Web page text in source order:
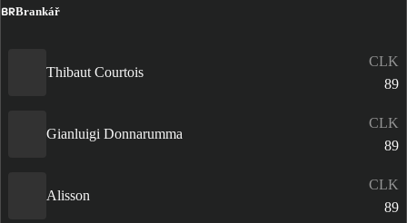
BRBrankář
Thibaut Courtois
CLK
89
Gianluigi Donnarumma
CLK
89
Alisson
CLK
89